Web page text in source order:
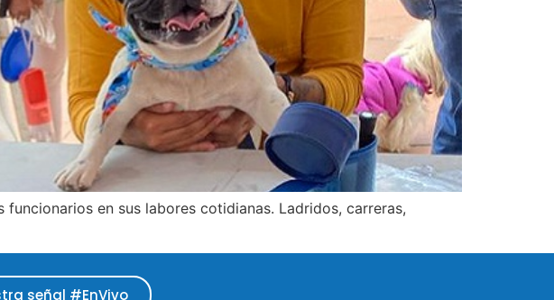
en sus labores cotidianas. Ladridos, carreras,
señal #EnVivo